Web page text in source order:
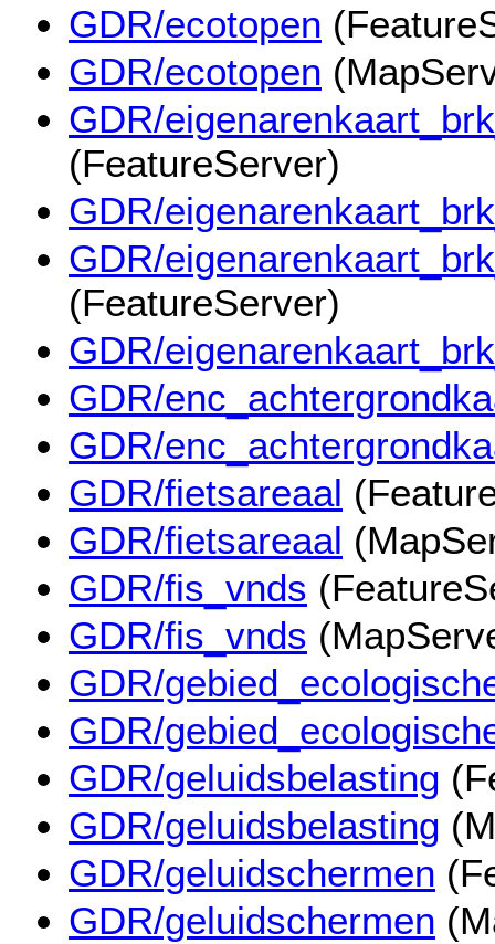
GDR/ecotopen
GDR/ecotopen
GDR/
(FeatureServer)
GDR/
GDR/
(FeatureServer)
GDR/
GDR/
GDR/
GDR/fietsareaal
GDR/fietsareaal
GDR/fis_vnds
GDR/fis_vnds
GDR/
GDR/
GDR/geluidsbelasting
GDR/geluidsbelasting
GDR/geluidschermen
GDR/geluidschermen